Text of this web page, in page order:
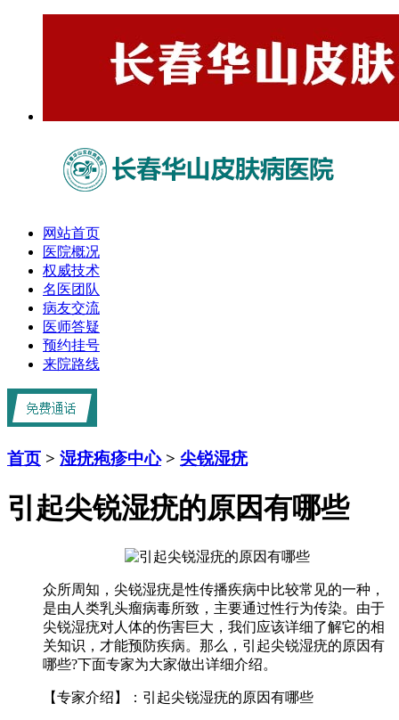
网站首页
医院概况
权威技术
名医团队
病友交流
医师答疑
预约挂号
来院路线
首页 > 湿疣疱疹中心> 尖锐湿疣
引起尖锐湿疣的原因有哪些
众所周知，尖锐湿疣是性传播疾病中比较常见的一种，
是由人类乳头瘤病毒所致，主要通过性行为传染。由于
尖锐湿疣对人体的伤害巨大，我们应该详细了解它的相
关知识，才能预防疾病。那么，引起尖锐湿疣的原因有
哪些?下面专家为大家做出详细介绍。
【专家介绍】：引起尖锐湿疣的原因有哪些